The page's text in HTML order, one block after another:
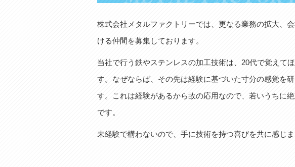
株式会社メタルファクトリーでは、更なる業務の拡大、
ける仲間を募集しております。
当社で行う鉄やステンレスの加工技術は、20代で覚えて
す。なぜならば、その先は経験に基づいた寸分の感覚を
す。これは経験があるから故の応用なので、若いうちに
です。
未経験で構わないので、手に技術を持つ喜びを共に感じま